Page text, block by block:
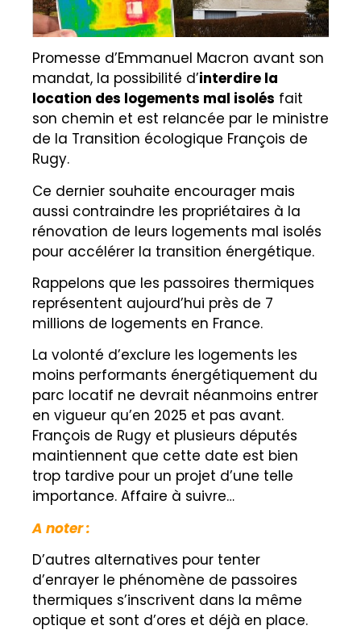
Promesse d’Emmanuel Macron avant son
mandat, la possibilité d’interdire la
location des logements mal isolés fait
son chemin et est relancée par le ministre
de la Transition écologique François de
Rugy.
Ce dernier souhaite encourager mais
aussi contraindre les propriétaires à la
rénovation de leurs logements mal isolés
pour accélérer la transition énergétique.
Rappelons que les passoires thermiques
représentent aujourd’hui près de 7
millions de logements en France.
La volonté d’exclure les logements les
moins performants énergétiquement du
parc locatif ne devrait néanmoins entrer
en vigueur qu’en 2025 et pas avant.
François de Rugy et plusieurs députés
maintiennent que cette date est bien
trop tardive pour un projet d’une telle
importance. Affaire à suivre…
A noter :
D’autres alternatives pour tenter
d’enrayer le phénomène de passoires
thermiques s’inscrivent dans la même
optique et sont d’ores et déjà en place.